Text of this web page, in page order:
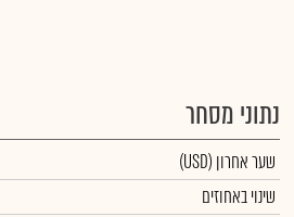
נתוני מסחר
שער אחרון (USD)
שינוי באחוזים